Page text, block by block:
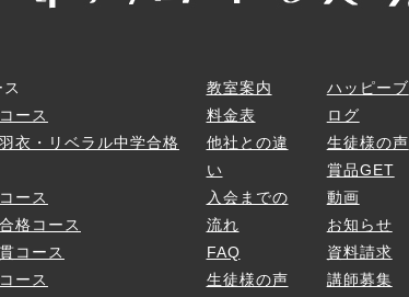
ース
衣・リベラル中学合格
ース
格コース
コース
ース
教室案内
料金表
他社との違
い
入会までの
流れ
FAQ
生徒様の声
ハッピーブ
ログ
生徒様の声
賞品GET
動画
お知らせ
資料請求
講師募集